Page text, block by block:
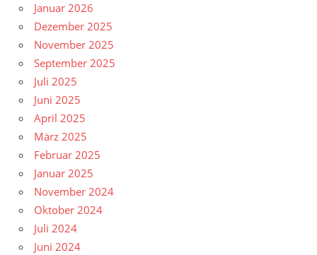
Januar 2026
Dezember 2025
November 2025
September 2025
Juli 2025
Juni 2025
April 2025
März 2025
Februar 2025
Januar 2025
November 2024
Oktober 2024
Juli 2024
Juni 2024